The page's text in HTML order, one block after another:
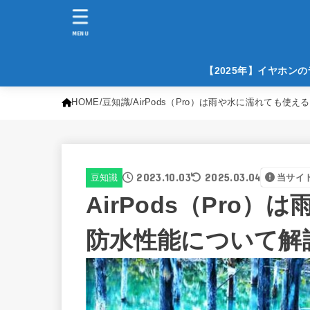
【2025年】イヤホン
MENU
HOME 豆知識 AirPods（Pro）は雨や水に濡れても使え
豆知識 2023.10.03 2025.03.04 当サイ
AirPods（Pro）は
防水性能について解